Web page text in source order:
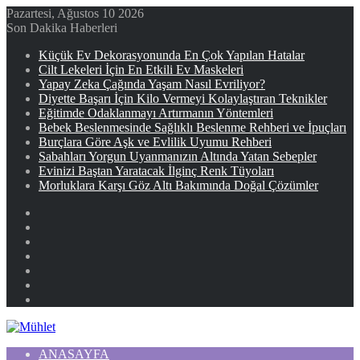
Pazartesi, Ağustos 10 2026
Son Dakika Haberleri
Küçük Ev Dekorasyonunda En Çok Yapılan Hatalar
Cilt Lekeleri İçin En Etkili Ev Maskeleri
Yapay Zeka Çağında Yaşam Nasıl Evriliyor?
Diyette Başarı İçin Kilo Vermeyi Kolaylaştıran Teknikler
Eğitimde Odaklanmayı Artırmanın Yöntemleri
Bebek Beslenmesinde Sağlıklı Beslenme Rehberi ve İpuçları
Burçlara Göre Aşk ve Evlilik Uyumu Rehberi
Sabahları Yorgun Uyanmanızın Altında Yatan Sebepler
Evinizi Baştan Yaratacak İlginç Renk Tüyoları
Morluklara Karşı Göz Altı Bakımında Doğal Çözümler
ANASAYFA